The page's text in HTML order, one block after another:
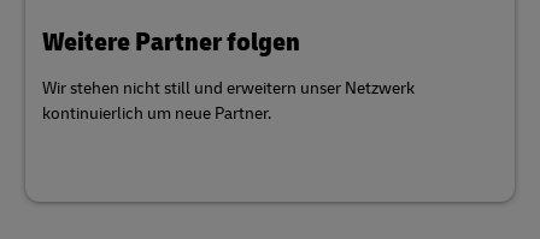
Weitere Partner folgen
Wir stehen nicht still und erweitern unser Netzwerk
kontinuierlich um neue Partner.